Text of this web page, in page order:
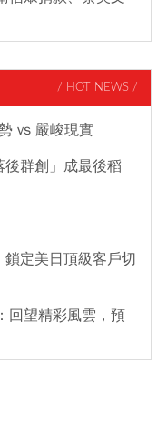
/ HOT NEWS /
vs 嚴峻現實
群創」成最後稻
定美日頂級客戶切
回望精彩風雲，預